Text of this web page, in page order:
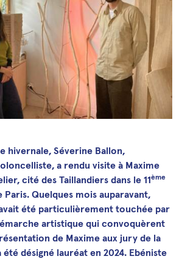
hivernale, Séverine Ballon,
a rendu visite à Maxime
cité des Taillandiers dans le 11ème
Quelques mois auparavant,
été particulièrement touchée par
artistique qui convoquèrent
de Maxime aux jury de la
désigné lauréat en 2024. Ebéniste